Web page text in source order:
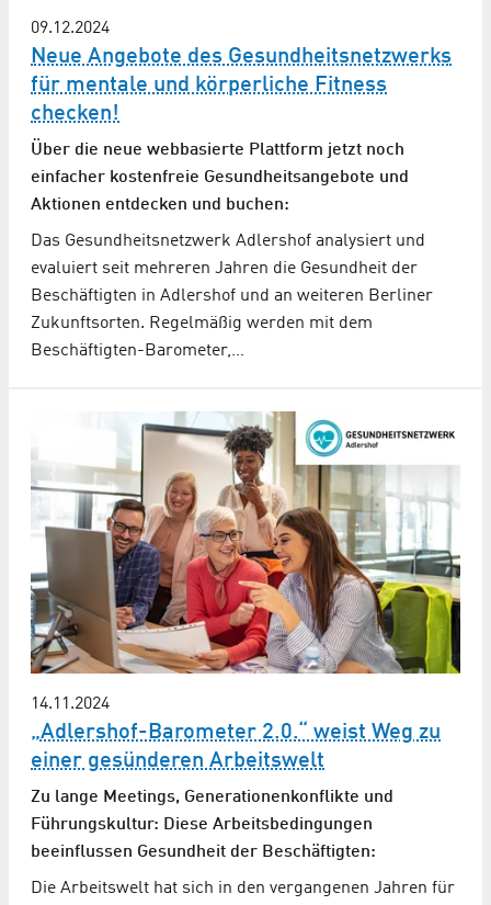
09.12.2024
Neue Angebote des Gesundheitsnetzwerks
für mentale und körperliche Fitness
checken!
Über die neue webbasierte Plattform jetzt noch
einfacher kostenfreie Gesundheitsangebote und
Aktionen entdecken und buchen:
Das Gesundheitsnetzwerk Adlershof analysiert und
evaluiert seit mehreren Jahren die Gesundheit der
Beschäftigten in Adlershof und an weiteren Berliner
Zukunftsorten. Regelmäßig werden mit dem
Beschäftigten-Barometer,…
14.11.2024
„Adlershof-Barometer 2.0.“ weist Weg zu
einer gesünderen Arbeitswelt
Zu lange Meetings, Generationenkonflikte und
Führungskultur: Diese Arbeitsbedingungen
beeinflussen Gesundheit der Beschäftigten:
Die Arbeitswelt hat sich in den vergangenen Jahren für